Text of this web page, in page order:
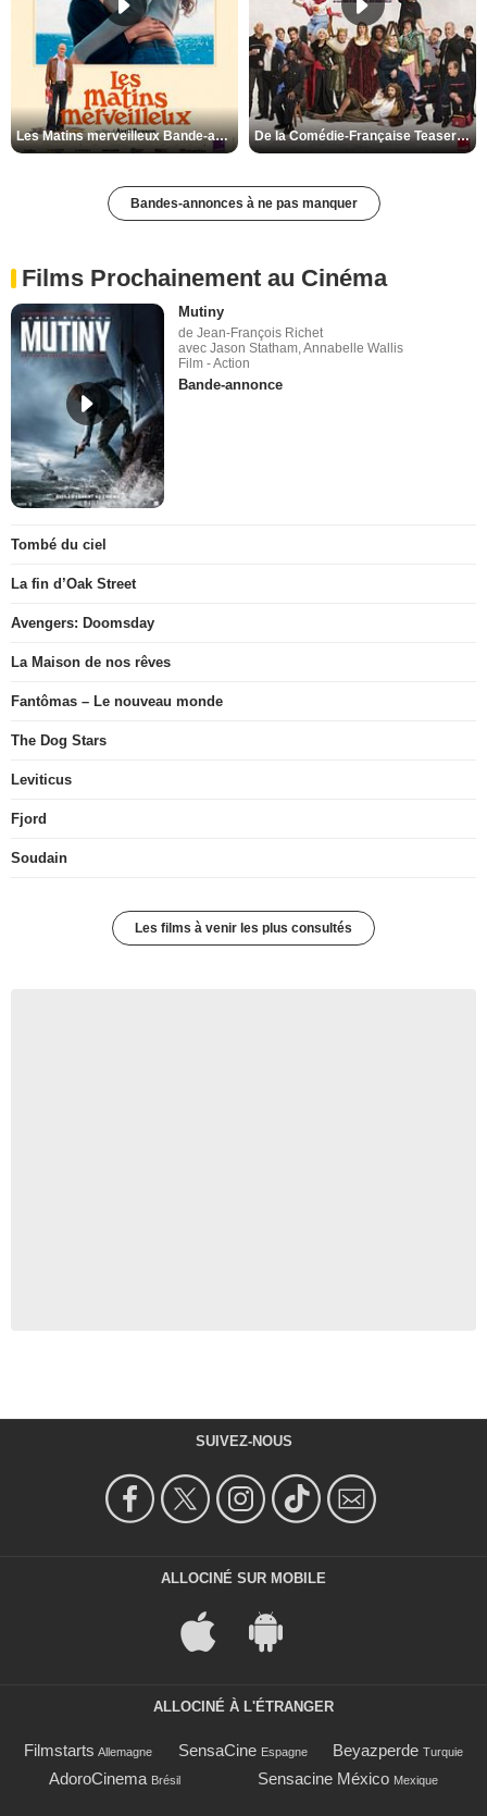
Les Matins merveilleux Bande-annonce VF De la Comédie-Française Teaser VF
Bandes-annonces à ne pas manquer
Films Prochainement au Cinéma
Mutiny
de Jean-François Richet
avec Jason Statham, Annabelle Wallis
Film - Action
Bande-annonce
Tombé du ciel
La fin d’Oak Street
Avengers: Doomsday
La Maison de nos rêves
Fantômas – Le nouveau monde
The Dog Stars
Leviticus
Fjord
Soudain
Les films à venir les plus consultés
SUIVEZ-NOUS
ALLOCINÉ SUR MOBILE
ALLOCINÉ À L'ÉTRANGER
Filmstarts Allemagne SensaCine Espagne Beyazperde Turquie
AdoroCinema Brésil Sensacine México Mexique